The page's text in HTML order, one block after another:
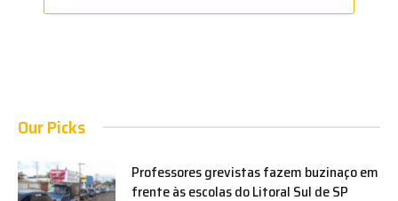
Our Picks
Professores grevistas fazem buzinaço em
frente às escolas do Litoral Sul de SP